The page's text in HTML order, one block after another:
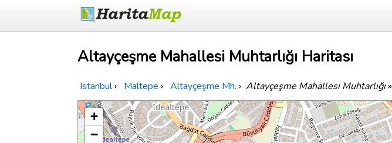
Altayçeşme Mahallesi Muhtarlığı Haritası
Istanbul › Maltepe › Altayçeşme Mh. › Altayçeşme Mahallesi Muhtarlığı»
+
−